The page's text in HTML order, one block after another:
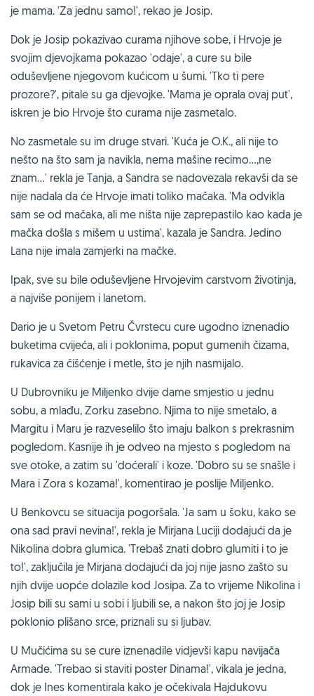
je mama. 'Za jednu samo!', rekao je Josip.
Dok je Josip pokazivao curama njihove sobe, i Hrvoje je
svojim djevojkama pokazao 'odaje', a cure su bile
oduševljene njegovom kućicom u šumi. 'Tko ti pere
prozore?', pitale su ga djevojke. 'Mama je oprala ovaj put',
iskren je bio Hrvoje što curama nije zasmetalo.
No zasmetale su im druge stvari. 'Kuća je O.K., ali nije to
nešto na što sam ja navikla, nema mašine recimo…,ne
znam…' rekla je Tanja, a Sandra se nadovezala rekavši da se
nije nadala da će Hrvoje imati toliko mačaka. 'Ma odvikla
sam se od mačaka, ali me ništa nije zaprepastilo kao kada je
mačka došla s mišem u ustima', kazala je Sandra. Jedino
Lana nije imala zamjerki na mačke.
Ipak, sve su bile oduševljene Hrvojevim carstvom životinja,
a najviše ponijem i lanetom.
Dario je u Svetom Petru Čvrstecu cure ugodno iznenadio
buketima cvijeća, ali i poklonima, poput gumenih čizama,
rukavica za čišćenje i metle, što je njih nasmijalo.
U Dubrovniku je Miljenko dvije dame smjestio u jednu
sobu, a mlađu, Zorku zasebno. Njima to nije smetalo, a
Margitu i Maru je razveselilo što imaju balkon s prekrasnim
pogledom. Kasnije ih je odveo na mjesto s pogledom na
sve otoke, a zatim su 'doćerali' i koze. 'Dobro su se snašle i
Mara i Zora s kozama!', komentirao je poslije Miljenko.
U Benkovcu se situacija pogoršala. 'Ja sam u šoku, kako se
ona sad pravi nevina!', rekla je Mirjana Luciji dodajući da je
Nikolina dobra glumica. 'Trebaš znati dobro glumiti i to je
to!', zaključila je Mirjana dodajući da joj nije jasno zašto su
njih dvije uopće dolazile kod Josipa. Za to vrijeme Nikolina i
Josip bili su sami u sobi i ljubili se, a nakon što joj je Josip
poklonio plišano srce, priznali su si ljubav.
U Mučićima su se cure iznenadile vidjevši kapu navijača
Armade. 'Trebao si staviti poster Dinama!', vikala je jedna,
dok je Ines komentirala kako je očekivala Hajdukovu